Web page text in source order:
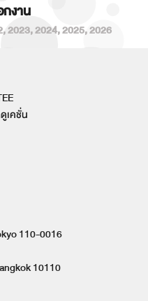
งาน
,2023,2024,2025,2026
เคชั่น
110-0016
10110